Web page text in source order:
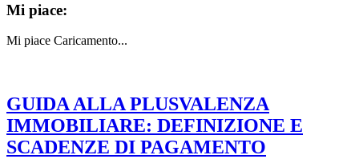
Mi piace:
Mi piace Caricamento...
GUIDA ALLA PLUSVALENZA
IMMOBILIARE: DEFINIZIONE E
SCADENZE DI PAGAMENTO